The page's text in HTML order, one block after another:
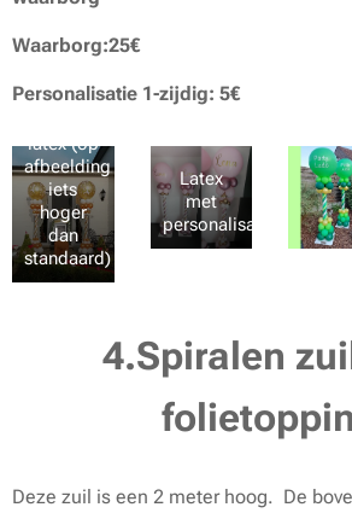
Waarborg:25€
Personalisatie 1-zijdig: 5€
met
latex (op
afbeelding
iets
hoger
dan
standaard)
Latex
met
personalisatie
4.Spiralen
Deze zuil is een 2 meter hoog. De